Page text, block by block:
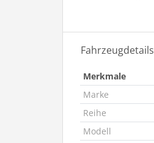
Fahrzeugdetails
Merkmale
Marke
Reihe
Modell